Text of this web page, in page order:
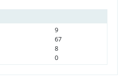
9
67
8
0